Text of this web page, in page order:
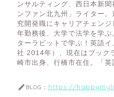
ンサルティング、西日本新
ンファン北九州」ライター
究開発職にキャリアチェン
年勤務後、大学で法学を学
ターラビットで学ぶ！英語
社 2014年）、現在はブック
崎市出身、行橋市在住。「英
BLOG： https://